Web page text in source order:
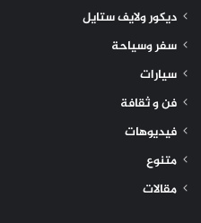
ديكور ولايف ستايل
سفر وسياحة
سيارات
فن و ثقافة
فيديوهات
متنوع
مقالات